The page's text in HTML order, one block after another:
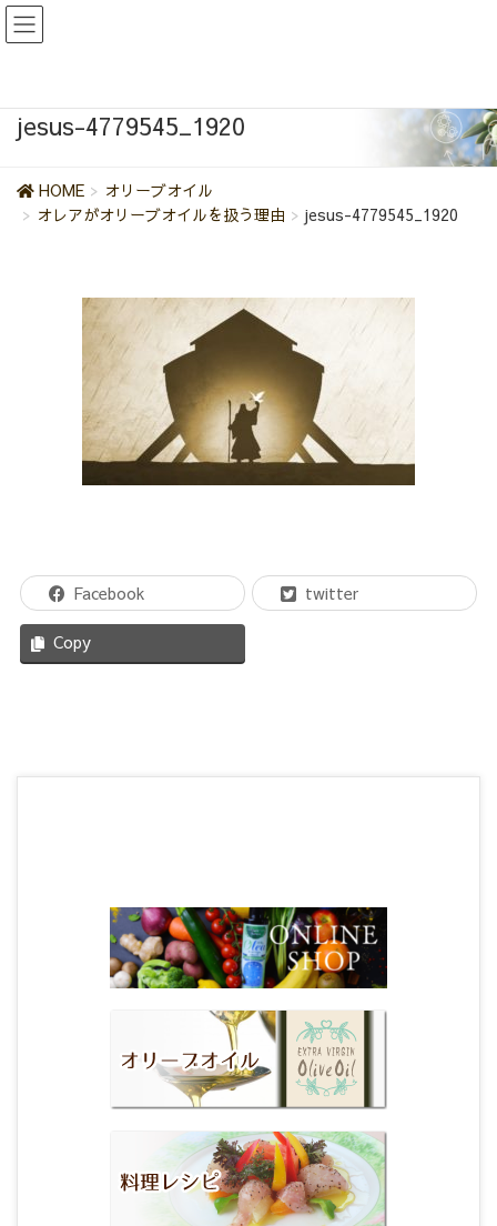
jesus-4779545_1920
HOME
オリーブオイル
オレアがオリーブオイルを扱う理由
jesus-4779545_1920
Facebook twitter
Copy